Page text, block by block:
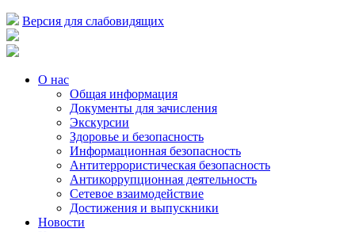
Версия для слабовидящих
О нас
Общая информация
Документы для зачисления
Экскурсии
Здоровье и безопасность
Информационная безопасность
Антитеррористическая безопасность
Антикоррупционная деятельность
Сетевое взаимодействие
Достижения и выпускники
Новости